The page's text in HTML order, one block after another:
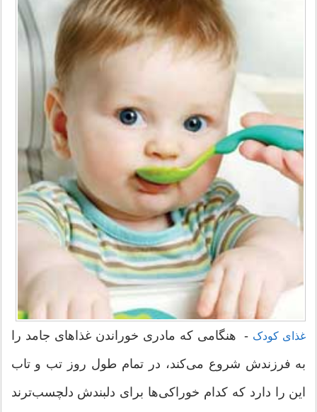
غذای کودک - هنگامی که مادری خوراندن غذاهای جامد را
به فرزندش شروع می‌کند، در تمام طول روز تب و تاب
این را دارد که کدام خوراکی‌ها برای دلبندش دلچسب‌ترند